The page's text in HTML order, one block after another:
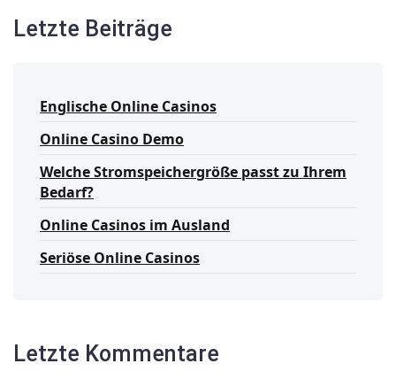
Letzte Beiträge
Englische Online Casinos
Online Casino Demo
Welche Stromspeichergröße passt zu Ihrem
Bedarf?
Online Casinos im Ausland
Seriöse Online Casinos
Letzte Kommentare